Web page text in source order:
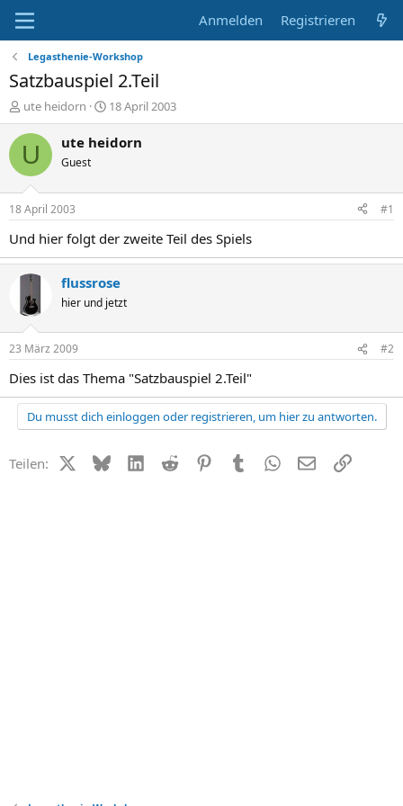
Anmelden Registrieren
Legasthenie-Workshop
Satzbauspiel 2.Teil
E
r
s
e
r
ute heidorn
E
r
s
t
a
18 April 2003
U ute heidorn
Guest
18 April 2003 #1
Und hier folgt der zweite Teil des Spiels
flussrose
hier und jetzt
23 März 2009 #2
Dies ist das Thema "Satzbauspiel 2.Teil"
Du musst dich einloggen oder registrieren, um hier zu antworten.
Teilen: X (Twitter)
BlueskyLinkedIn
Reddit PinterestTumblr WhatsApp
E-MailLink